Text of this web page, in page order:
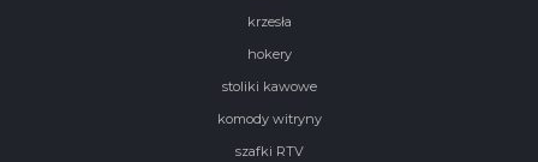
krzesła
hokery
stoliki kawowe
komody witryny
szafki RTV